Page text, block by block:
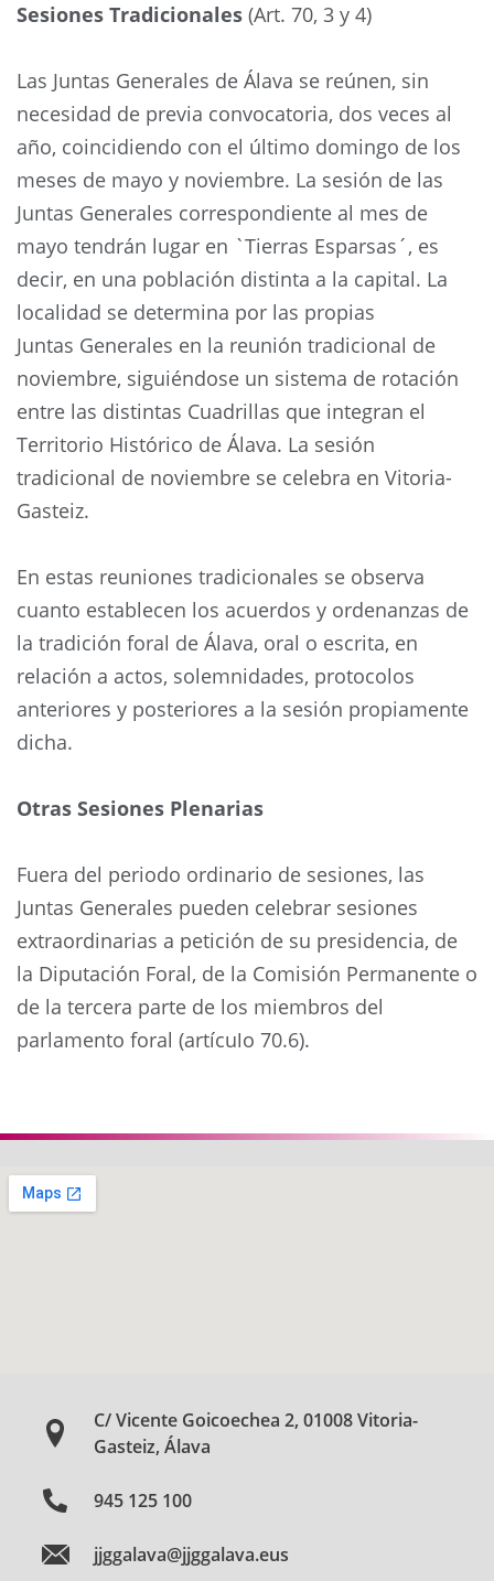
Sesiones Tradicionales (Art. 70, 3 y 4)
Las Juntas Generales de Álava se reúnen, sin
necesidad de previa convocatoria, dos veces al
año, coincidiendo con el último domingo de los
meses de mayo y noviembre. La sesión de las
Juntas Generales correspondiente al mes de
mayo tendrán lugar en `Tierras Esparsas´, es
decir, en una población distinta a la capital. La
localidad se determina por las propias
Juntas Generales en la reunión tradicional de
noviembre, siguiéndose un sistema de rotación
entre las distintas Cuadrillas que integran el
Territorio Histórico de Álava. La sesión
tradicional de noviembre se celebra en Vitoria-
Gasteiz.
En estas reuniones tradicionales se observa
cuanto establecen los acuerdos y ordenanzas de
la tradición foral de Álava, oral o escrita, en
relación a actos, solemnidades, protocolos
anteriores y posteriores a la sesión propiamente
dicha.
Otras Sesiones Plenarias
Fuera del periodo ordinario de sesiones, las
Juntas Generales pueden celebrar sesiones
extraordinarias a petición de su presidencia, de
la Diputación Foral, de la Comisión Permanente o
de la tercera parte de los miembros del
parlamento foral (artículo 70.6).
C/ Vicente Goicoechea 2, 01008 Vitoria-
Gasteiz, Álava
945 125 100
jjggalava@jjggalava.eus